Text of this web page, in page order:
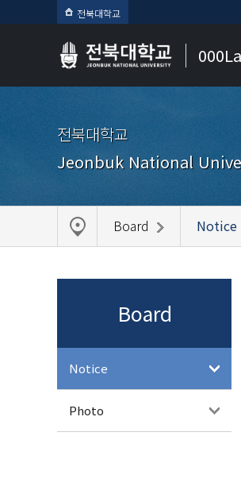
전북대학교
전북대학교
Jeonbuk National
Board Notice
Board
Notice
Photo